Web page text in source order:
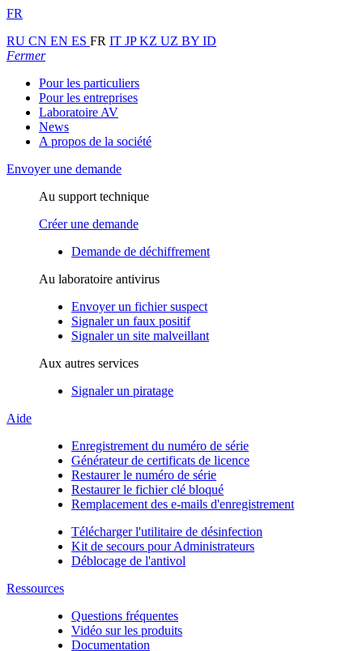
FR
RU CN EN ES FR IT JPKZ UZ BY ID
Fermer
Pour les particuliers
Pour les entreprises
Laboratoire AV
News
A propos de la société
Envoyer une demande
Au support technique
Créer une demande
Demande de déchiffrement
Au laboratoire antivirus
Envoyer un fichier suspect
Signaler un faux positif
Signaler un site malveillant
Aux autres services
Signaler un piratage
Aide
Enregistrement du numéro de série
Générateur de certificats de licence
Restaurer le numéro de série
Restaurer le fichier clé bloqué
Remplacement des e-mails d'enregistrement
Télécharger l'utilitaire de désinfection
Kit de secours pour Administrateurs
Déblocage de l'antivol
Ressources
Questions fréquentes
Vidéo sur les produits
Documentation